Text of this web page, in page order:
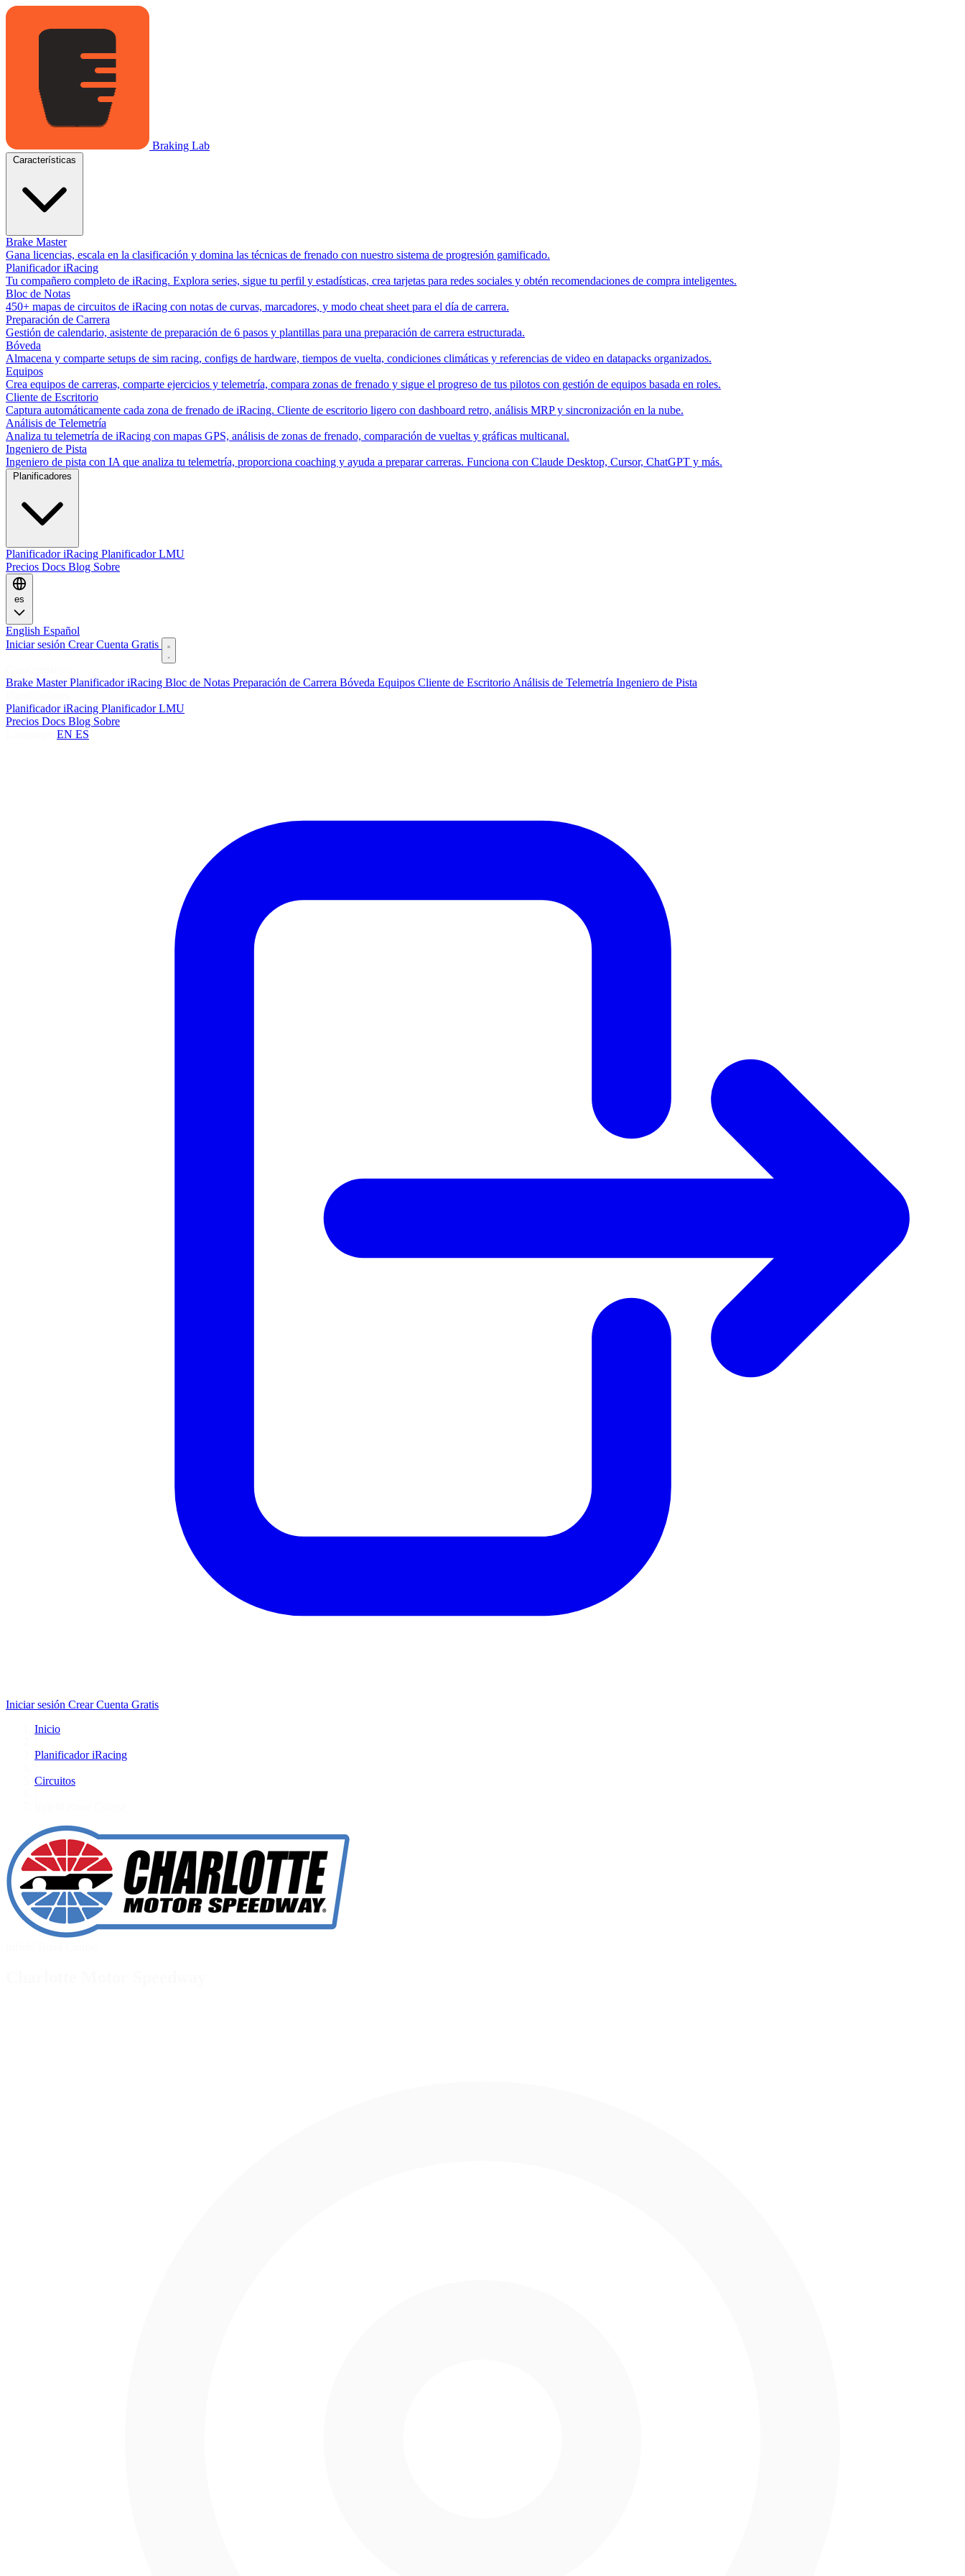
Braking Lab
Brake Master
Gana licencias, escala en la clasificación y domina las técnicas de frenado con nuestro sistema de progresión gamificado.
Planificador iRacing
Tu compañero completo de iRacing. Explora series, sigue tu perfil y estadísticas, crea tarjetas para redes sociales y obtén recomendaciones de compra inteligentes.
Bloc de Notas
450+ mapas de circuitos de iRacing con notas de curvas, marcadores, y modo cheat sheet para el día de carrera.
Preparación de Carrera
Gestión de calendario, asistente de preparación de 6 pasos y plantillas para una preparación de carrera estructurada.
Bóveda
Almacena y comparte setups de sim racing, configs de hardware, tiempos de vuelta, condiciones climáticas y referencias de video en datapacks organizados.
Equipos
Crea equipos de carreras, comparte ejercicios y telemetría, compara zonas de frenado y sigue el progreso de tus pilotos con gestión de equipos basada en roles.
Cliente de Escritorio
Captura automáticamente cada zona de frenado de iRacing. Cliente de escritorio ligero con dashboard retro, análisis MRP y sincronización en la nube.
Análisis de Telemetría
Analiza tu telemetría de iRacing con mapas GPS, análisis de zonas de frenado, comparación de vueltas y gráficas multicanal.
Ingeniero de Pista
Ingeniero de pista con IA que analiza tu telemetría, proporciona coaching y ayuda a preparar carreras. Funciona con Claude Desktop, Cursor, ChatGPT y más.
Planificador iRacing Planificador LMU
Precios Docs Blog Sobre
es
English Español
Iniciar sesión Crear Cuenta Gratis
Brake MasterPlanificador iRacing Bloc de Notas Preparación de Carrera Bóveda Equipos Cliente de Escritorio Análisis de Telemetría Ingeniero de Pista
Planificador iRacing Planificador LMU
Precios Docs Blog Sobre
EN ES
Iniciar sesión Crear Cuenta Gratis
Inicio
Planificador iRacing
Circuitos